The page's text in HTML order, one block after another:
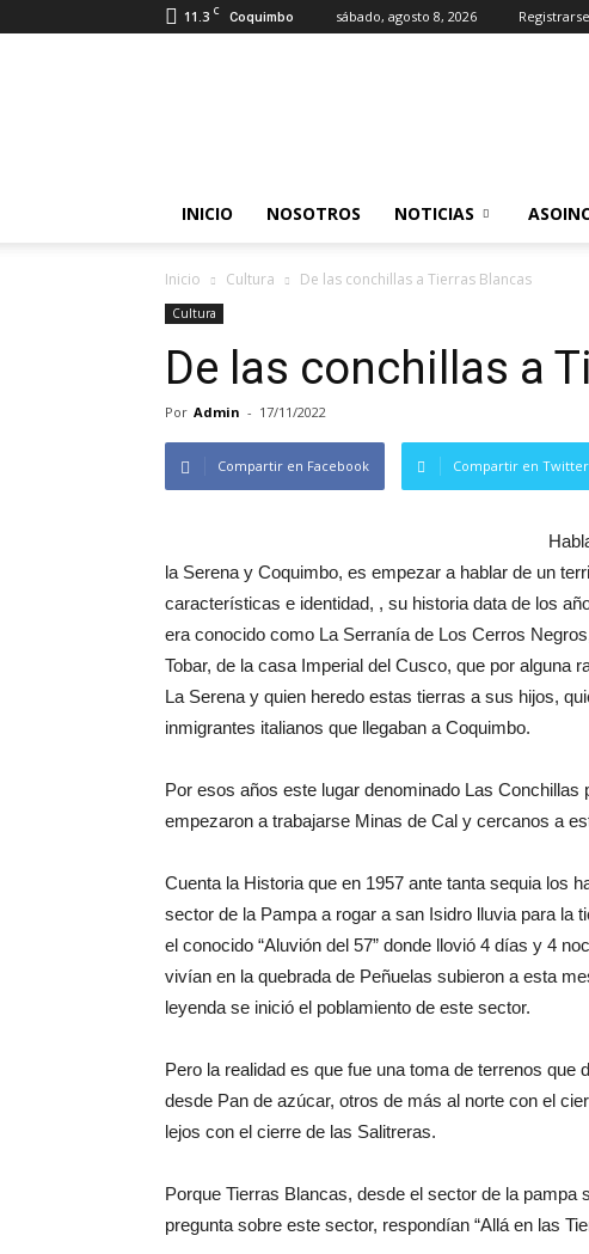
11.3 C Coquimbo sábado, agosto 8, 2026
INICIO NOSOTROS NOTICIAS
Inicio Cultura De las conchillas a Tierras Blancas
Cultura
De las conchillas a
Por Admin - 17/11/2022
Compartir en Facebook Compartir en Twitter
la Serena y Coquimbo, es empezar a hablar de un
características e identidad, , su historia data de los
era conocido como La Serranía de Los Cerros
Tobar, de la casa Imperial del Cusco, que por alguna
La Serena y quien heredo estas tierras a sus hijos,
inmigrantes italianos que llegaban a Coquimbo.
Por esos años este lugar denominado Las
empezaron a trabajarse Minas de Cal y cercanos a
Cuenta la Historia que en 1957 ante tanta sequia los
sector de la Pampa a rogar a san Isidro lluvia para la
el conocido “Aluvión del 57” donde llovió 4 días y 4
vivían en la quebrada de Peñuelas subieron a esta
leyenda se inició el poblamiento de este sector.
Pero la realidad es que fue una toma de terrenos
desde Pan de azúcar, otros de más al norte con el
lejos con el cierre de las Salitreras.
Porque Tierras Blancas, desde el sector de la
pregunta sobre este sector, respondían “Allá en las